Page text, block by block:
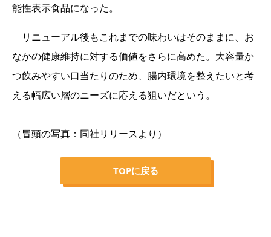
能性表示食品になった。
リニューアル後もこれまでの味わいはそのままに、お
なかの健康維持に対する価値をさらに高めた。大容量か
つ飲みやすい口当たりのため、腸内環境を整えたいと考
える幅広い層のニーズに応える狙いだという。
（冒頭の写真：同社リリースより）
TOPに戻る